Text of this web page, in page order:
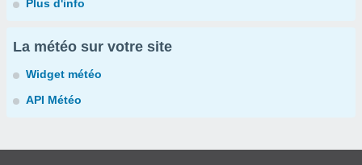
Plus d'info
La météo sur votre site
Widget météo
API Météo